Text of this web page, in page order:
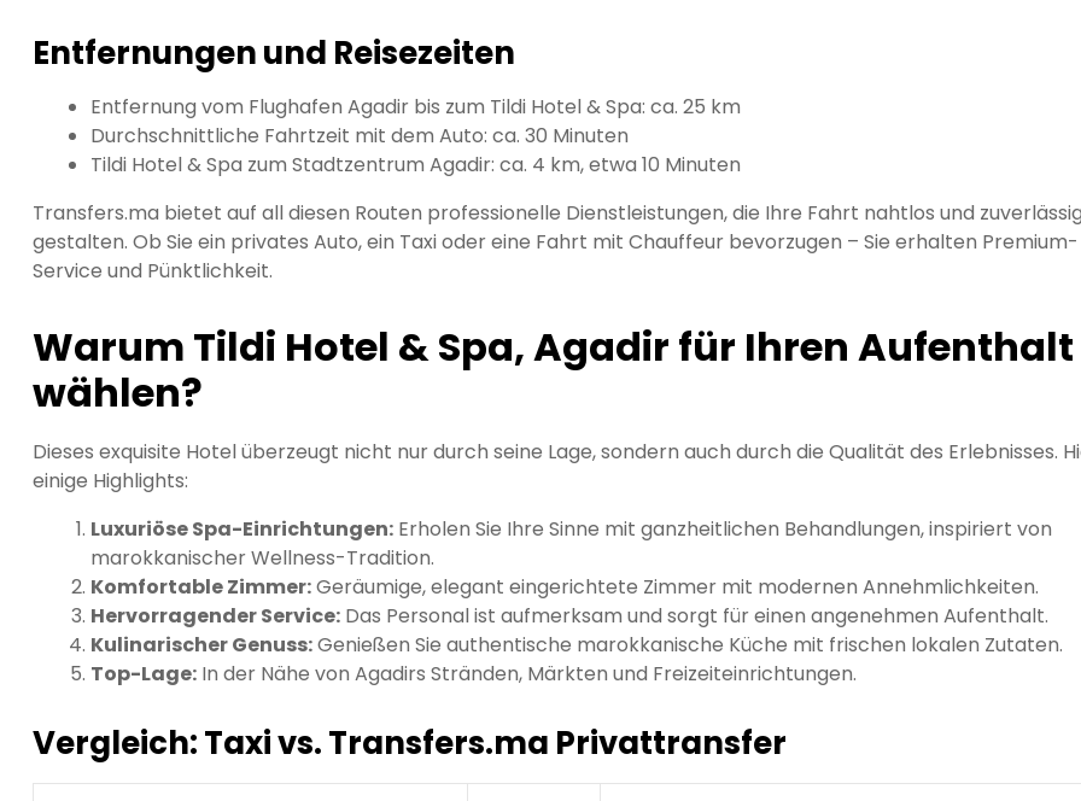
Entfernungen und Reisezeiten
Entfernung vom Flughafen Agadir bis zum Tildi Hotel & Spa: ca. 25 km
Durchschnittliche Fahrtzeit mit dem Auto: ca. 30 Minuten
Tildi Hotel & Spa zum Stadtzentrum Agadir: ca. 4 km, etwa 10 Minuten
Transfers.ma bietet auf all diesen Routen professionelle Dienstleistungen, die Ihre Fahrt nahtlos und zuverlässig
gestalten. Ob Sie ein privates Auto, ein Taxi oder eine Fahrt mit Chauffeur bevorzugen – Sie erhalten Premium-
Service und Pünktlichkeit.
Warum Tildi Hotel & Spa, Agadir für Ihren Aufenthalt
wählen?
Dieses exquisite Hotel überzeugt nicht nur durch seine Lage, sondern auch durch die Qualität des Erlebnisses.
einige Highlights:
Luxuriöse Spa-Einrichtungen: Erholen Sie Ihre Sinne mit ganzheitlichen Behandlungen, inspiriert von
marokkanischer Wellness-Tradition.
Komfortable Zimmer:Geräumige, elegant eingerichtete Zimmer mit modernen Annehmlichkeiten.
Hervorragender Service: Das Personal ist aufmerksam und sorgt für einen angenehmen Aufenthalt.
Kulinarischer Genuss:Genießen Sie authentische marokkanische Küche mit frischen lokalen Zutaten.
Top-Lage: In der Nähe von Agadirs Stränden, Märkten und Freizeiteinrichtungen.
Vergleich: Taxi vs. Transfers.ma Privattransfer